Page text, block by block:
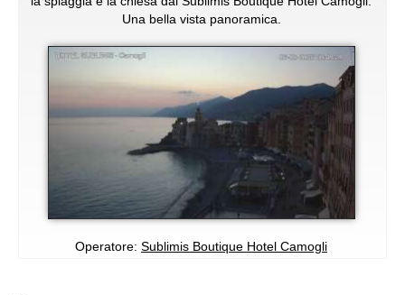
Una bella vista panoramica.
Operatore: Sublimis Boutique Hotel Camogli